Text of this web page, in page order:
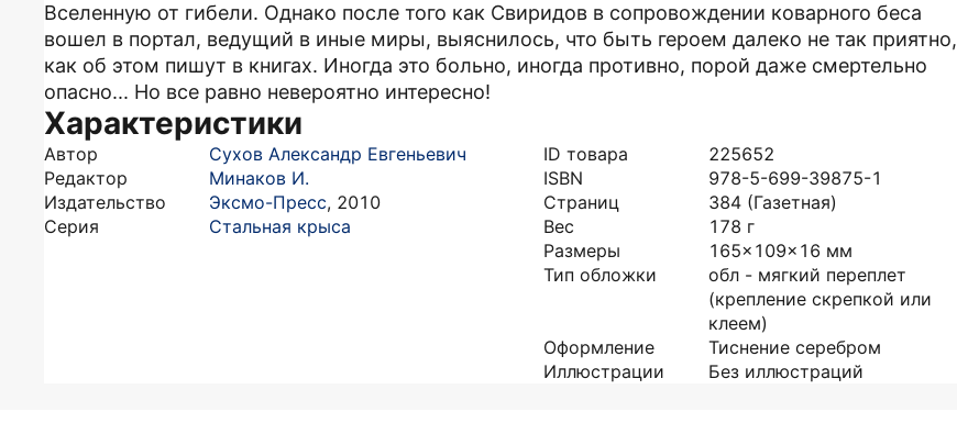
Вселенную от гибели. Однако после того как Свиридов в сопровождении коварного беса
вошел в портал, ведущий в иные миры, выяснилось, что быть героем далеко не так приятно,
как об этом пишут в книгах. Иногда это больно, иногда противно, порой даже смертельно
опасно... Но все равно невероятно интересно!
Характеристики
Автор
Сухов Александр Евгеньевич
Редактор
Минаков И.
Издательство
Эксмо-Пресс, 2010
Серия
Стальная крыса
ID товара
225652
ISBN
978-5-699-39875-1
Страниц
384 (Газетная)
Вес
178 г
Размеры
165x109x16 мм
Тип обложки
обл - мягкий переплет
(крепление скрепкой или
клеем)
Оформление
Тиснение серебром
Иллюстрации
Без иллюстраций